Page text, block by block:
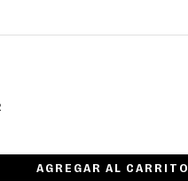
AGREGAR AL CARRITO